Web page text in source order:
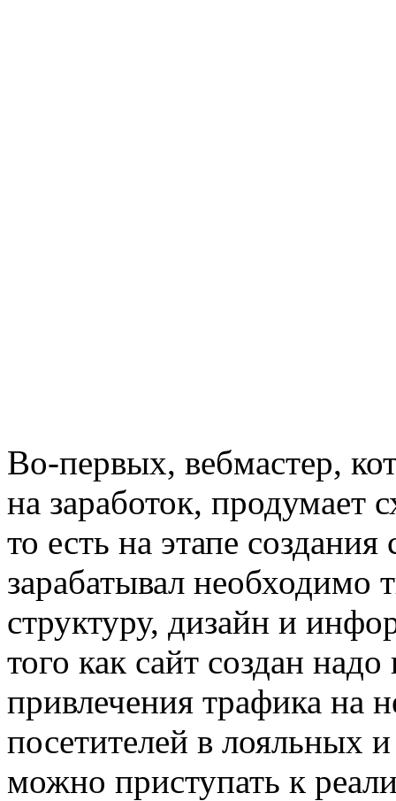
Во-первых, вебмастер,
на заработок, продумает
то есть на этапе
зарабатывал необходимо
структуру, дизайн и
того как сайт создан
привлечения трафика на
посетителей в лояльных
можно приступать к